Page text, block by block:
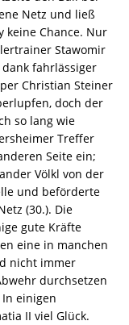
Netz und ließ
keine Chance. Nur
Stawomir
fahrlässiger
Christian Steiner
doch der
so lang wie
Treffer
Seite ein;
Völkl von der
und beförderte
(30.). Die
gute Kräfte
eine in manchen
nicht immer
durchsetzen
einigen
II viel Glück.